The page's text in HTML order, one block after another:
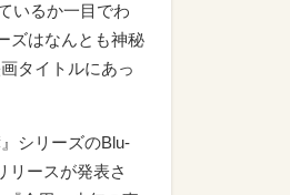
いるか一目でわ
ズはなんとも神秘
タイトルにあっ
シリーズのBlu-
リースが発表さ